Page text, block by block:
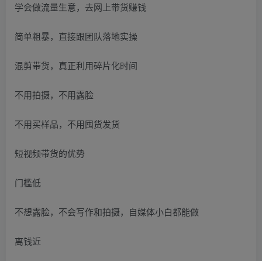
学会做流量生意，去网上带货赚钱
简单粗暴，直接跟团队落地实操
混剪带货，真正利用碎片化时间
不用拍摄，不用露脸
不用买样品，不用囤货发货
短视频带货的优势
门槛低
不想露脸，不会写作和拍摄，自媒体小白都能做
离钱近